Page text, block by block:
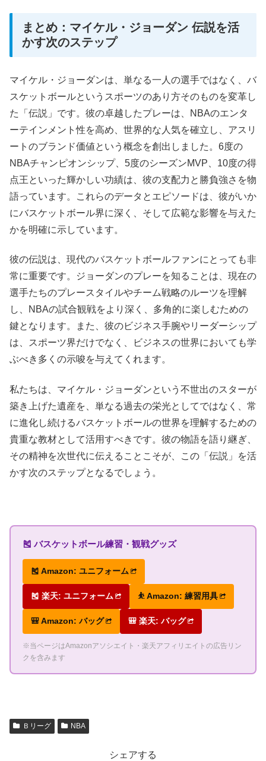
まとめ：マイケル・ジョーダン 伝説を活
かす次のステップ
マイケル・ジョーダンは、単なる一人の選手ではなく、バ
スケットボールというスポーツのあり方そのものを変革し
た「伝説」です。彼の卓越したプレーは、NBAのエンタ
ーテインメント性を高め、世界的な人気を確立し、アスリ
ートのブランド価値という概念を創出しました。6度の
NBAチャンピオンシップ、5度のシーズンMVP、10度の得
点王といった輝かしい功績は、彼の支配力と勝負強さを物
語っています。これらのデータとエピソードは、彼がいか
にバスケットボール界に深く、そして広範な影響を与えた
かを明確に示しています。
彼の伝説は、現代のバスケットボールファンにとっても非
常に重要です。ジョーダンのプレーを知ることは、現在の
選手たちのプレースタイルやチーム戦略のルーツを理解
し、NBAの試合観戦をより深く、多角的に楽しむための
鍵となります。また、彼のビジネス手腕やリーダーシップ
は、スポーツ界だけでなく、ビジネスの世界においても学
ぶべき多くの示唆を与えてくれます。
私たちは、マイケル・ジョーダンという不世出のスターが
築き上げた遺産を、単なる過去の栄光としてではなく、常
に進化し続けるバスケットボールの世界を理解するための
貴重な教材として活用すべきです。彼の物語を語り継ぎ、
その精神を次世代に伝えることこそが、この「伝説」を活
かす次のステップとなるでしょう。
🎽 バスケットボール練習・観戦グッズ
🎽 Amazon: ユニフォーム
🎽 楽天: ユニフォーム ⛹ Amazon: 練習用具
🎒 Amazon: バッグ 🎒 楽天: バッグ
※当ページはAmazonアソシエイト・楽天アフィリエイトの広告リン
クを含みます
Ｂリーグ NBA
シェアする